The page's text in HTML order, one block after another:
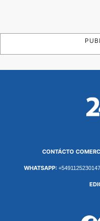
CONTÁCTO
WHATSAPP: +5491125230147